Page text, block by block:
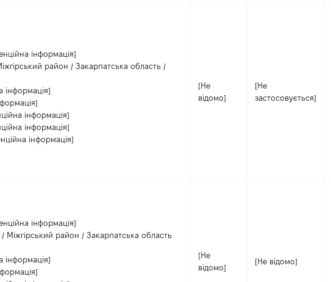
інформація]
район / Закарпатська область /
інформація]
інформація]
інформація]
інформація]
[Не
відомо]
[Не
застосовується]
інформація]
/ Міжгірський район / Закарпатська область
інформація]
[Не
відомо]
[Не відомо]